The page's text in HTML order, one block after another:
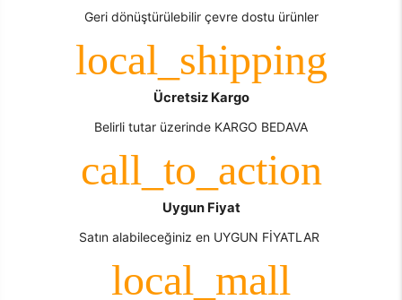
Geri dönüştürülebilir çevre dostu ürünler
Ücretsiz Kargo
Belirli tutar üzerinde KARGO BEDAVA
Uygun Fiyat
Satın alabileceğiniz en UYGUN FİYATLAR